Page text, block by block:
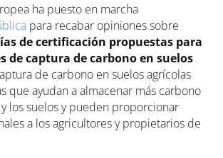
ha puesto en marcha
para recabar opiniones sobre
de certificación propuestas para
de captura de carbono en suelos
de carbono en suelos agrícolas
que ayudan a almacenar más carbono
los suelos y pueden proporcionar
a los agricultores y propietarios de